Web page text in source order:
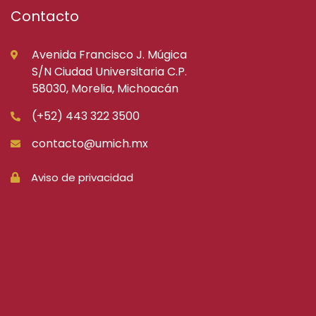
Contacto
Avenida Francisco J. Múgica
S/N Ciudad Universitaria C.P.
58030, Morelia, Michoacán
(+52) 443 322 3500
contacto@umich.mx
Aviso de privacidad